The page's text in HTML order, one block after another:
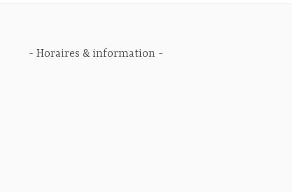
- Horaires & information -